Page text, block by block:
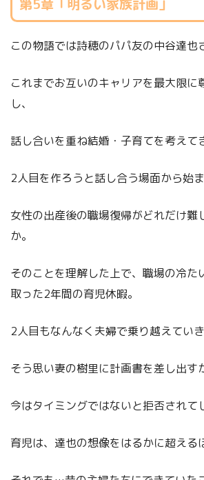
この物語では詩穂のパパ友の中谷達也
これまでお互いのキャリアを最大限に
し、
話し合いを重ね結婚・子育てを考えて
2人目を作ろうと話し合う場面から始ま
女性の出産後の職場復帰がどれだけ難
か。
そのことを理解した上で、職場の冷た
取った2年間の育児休暇。
2人目もなんなく夫婦で乗り越えていき
そう思い妻の樹里に計画書を差し出す
今はタイミングではないと拒否されて
育児は、達也の想像をはるかに超える